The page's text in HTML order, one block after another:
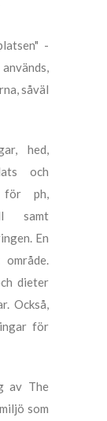
-
såväl
hed,
och
för ph,
samt
En
dieter
Också,
för
av The
som